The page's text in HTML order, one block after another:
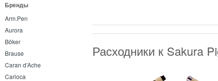
Бренды
Arm.Pen
Aurora
Böker
Brause
Caran d’Ache
Carioca
Расходники к Sakura